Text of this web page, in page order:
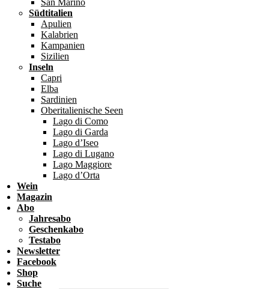
San Marino
Südtitalien
Apulien
Kalabrien
Kampanien
Sizilien
Inseln
Capri
Elba
Sardinien
Oberitalienische Seen
Lago di Como
Lago di Garda
Lago d’Iseo
Lago di Lugano
Lago Maggiore
Lago d’Orta
Wein
Magazin
Abo
Jahresabo
Geschenkabo
Testabo
Newsletter
Facebook
Shop
Suche